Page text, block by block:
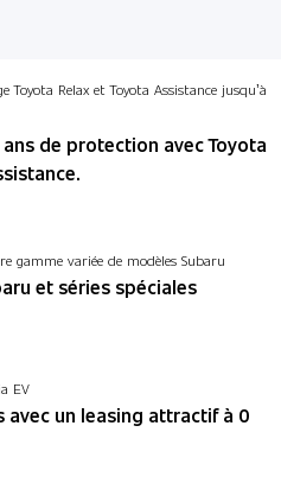
Toyota Relax et Toyota Assistance jusqu’à
ans de protection avec Toyota
gamme variée de modèles Subaru
et séries spéciales
EV
avec un leasing attractif à 0